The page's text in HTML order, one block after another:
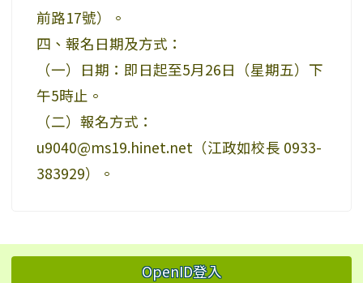
前路17號）。
四、報名日期及方式：
（一）日期：即日起至5月26日（星期五）下
午5時止。
（二）報名方式：
u9040@ms19.hinet.net（江政如校長 0933-
383929）。
左邊區域內容 OpenID登入